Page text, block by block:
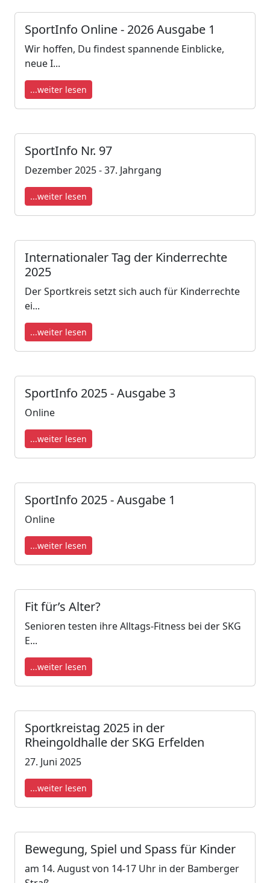
SportInfo Online - 2026 Ausgabe 1
Wir hoffen, Du findest spannende Einblicke,
neue I...
...weiter lesen
SportInfo Nr. 97
Dezember 2025 - 37. Jahrgang
...weiter lesen
Internationaler Tag der Kinderrechte
2025
Der Sportkreis setzt sich auch für Kinderrechte
ei...
...weiter lesen
SportInfo 2025 - Ausgabe 3
Online
...weiter lesen
SportInfo 2025 - Ausgabe 1
Online
...weiter lesen
Fit für’s Alter?
Senioren testen ihre Alltags-Fitness bei der SKG
E...
...weiter lesen
Sportkreistag 2025 in der
Rheingoldhalle der SKG Erfelden
27. Juni 2025
...weiter lesen
Bewegung, Spiel und Spass für Kinder
am 14. August von 14-17 Uhr in der Bamberger